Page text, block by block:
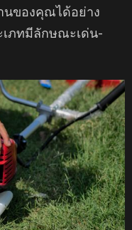
นของคุณได้อย่าง
เภทมีลักษณะเด่น-